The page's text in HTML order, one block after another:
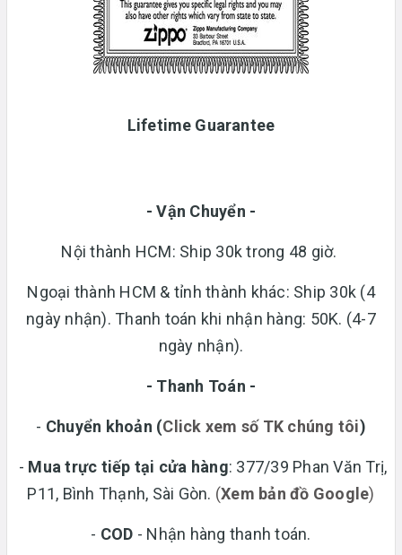
Lifetime Guarantee
- Vận Chuyển -
Nội thành HCM: Ship 30k trong 48 giờ.
Ngoại thành HCM & tỉnh thành khác: Ship 30k (4
ngày nhận). Thanh toán khi nhận hàng: 50K. (4-7
ngày nhận).
- Thanh Toán -
- Chuyển khoản (Click xem số TK chúng tôi)
- Mua trực tiếp tại cửa hàng: 377/39 Phan Văn Trị,
P11, Bình Thạnh, Sài Gòn. (Xem bản đồ Google)
- COD - Nhận hàng thanh toán.